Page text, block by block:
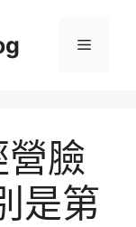
選
臉
是第